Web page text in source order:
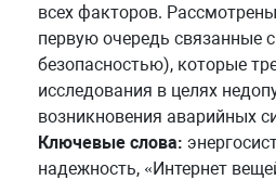
всех факторов.
первую очередь связанные
безопасностью), которые
исследования в целях
возникновения аварийных
Ключевые слова:
надежность, «Интернет